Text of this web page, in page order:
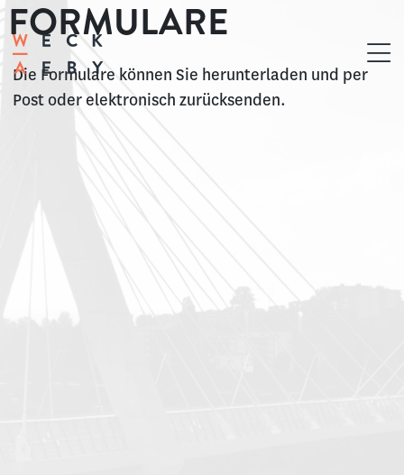
FORMULARE
Die Formulare können Sie herunterladen und per
Post oder elektronisch zurücksenden.